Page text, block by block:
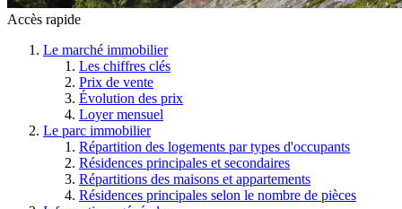
Accès rapide
Le marché immobilier
Les chiffres clés
Prix de vente
Évolution des prix
Loyer mensuel
Le parc immobilier
Répartition des logements par types d'occupants
Résidences principales et secondaires
Répartitions des maisons et appartements
Résidences principales selon le nombre de pièces